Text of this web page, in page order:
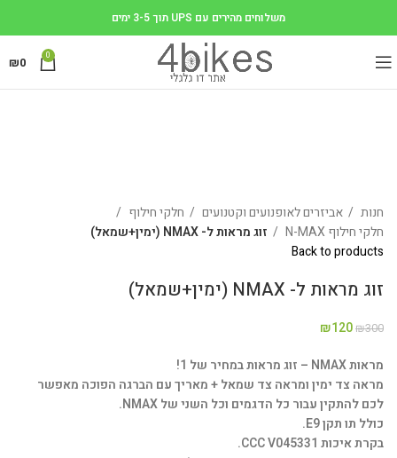
משלוחים מהירים עם UPS תוך 3-5 ימים
0
₪0
חנות אביזרים לאופנועים וקטנועים
חלקי חילוף
חלקי חילוף N-MAX
זוג מראות ל- NMAX (ימין+שמאל)
Back to products
זוג מראות ל- NMAX (ימין+שמאל)
₪300
₪120
מראות NMAX – זוג מראות במחיר של 1!
מראה צד ימין ומראה צד שמאל + מאריך עם הברגה הפוכה מאפשר
לכם להתקין עבור כל הדגמים וכל השני של NMAX.
כולל תו תקן E9.
בקרת איכות CCC V045331.